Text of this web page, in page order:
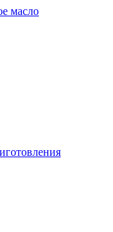
масло